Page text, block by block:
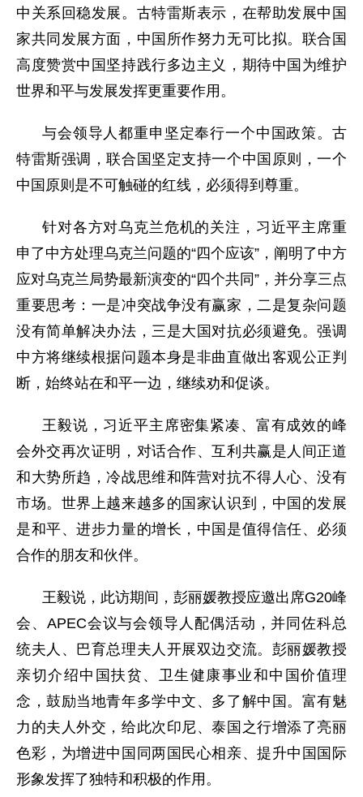
中关系回稳发展。古特雷斯表示，在帮助发展中国
家共同发展方面，中国所作努力无可比拟。联合国
高度赞赏中国坚持践行多边主义，期待中国为维护
世界和平与发展发挥更重要作用。
与会领导人都重申坚定奉行一个中国政策。古
特雷斯强调，联合国坚定支持一个中国原则，一个
中国原则是不可触碰的红线，必须得到尊重。
针对各方对乌克兰危机的关注，习近平主席重
申了中方处理乌克兰问题的“四个应该”，阐明了中方
应对乌克兰局势最新演变的“四个共同”，并分享三点
重要思考：一是冲突战争没有赢家，二是复杂问题
没有简单解决办法，三是大国对抗必须避免。强调
中方将继续根据问题本身是非曲直做出客观公正判
断，始终站在和平一边，继续劝和促谈。
王毅说，习近平主席密集紧凑、富有成效的峰
会外交再次证明，对话合作、互利共赢是人间正道
和大势所趋，冷战思维和阵营对抗不得人心、没有
市场。世界上越来越多的国家认识到，中国的发展
是和平、进步力量的增长，中国是值得信任、必须
合作的朋友和伙伴。
王毅说，此访期间，彭丽媛教授应邀出席G20峰
会、APEC会议与会领导人配偶活动，并同佐科总
统夫人、巴育总理夫人开展双边交流。彭丽媛教授
亲切介绍中国扶贫、卫生健康事业和中国价值理
念，鼓励当地青年多学中文、多了解中国。富有魅
力的夫人外交，给此次印尼、泰国之行增添了亮丽
色彩，为增进中国同两国民心相亲、提升中国国际
形象发挥了独特和积极的作用。